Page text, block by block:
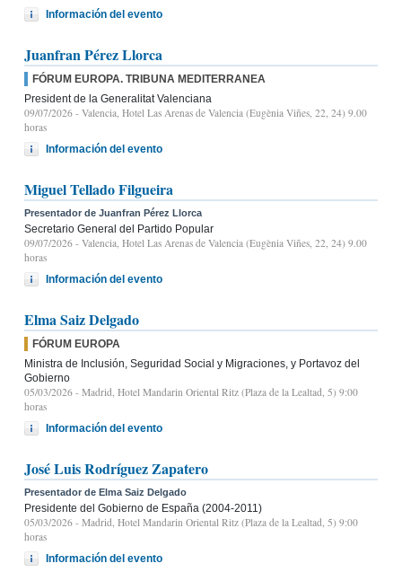
Información del evento
Juanfran Pérez Llorca
FÓRUM EUROPA. TRIBUNA MEDITERRANEA
President de la Generalitat Valenciana
09/07/2026 - Valencia, Hotel Las Arenas de Valencia (Eugènia Viñes, 22, 24) 9.00
horas
Información del evento
Miguel Tellado Filgueira
Presentador de Juanfran Pérez Llorca
Secretario General del Partido Popular
09/07/2026 - Valencia, Hotel Las Arenas de Valencia (Eugènia Viñes, 22, 24) 9.00
horas
Información del evento
Elma Saiz Delgado
FÓRUM EUROPA
Ministra de Inclusión, Seguridad Social y Migraciones, y Portavoz del
Gobierno
05/03/2026 - Madrid, Hotel Mandarin Oriental Ritz (Plaza de la Lealtad, 5) 9:00
horas
Información del evento
José Luis Rodríguez Zapatero
Presentador de Elma Saiz Delgado
Presidente del Gobierno de España (2004-2011)
05/03/2026 - Madrid, Hotel Mandarin Oriental Ritz (Plaza de la Lealtad, 5) 9:00
horas
Información del evento